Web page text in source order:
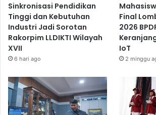
Sinkronisasi Pendidikan
Tinggi dan Kebutuhan
Industri Jadi Sorotan
Rakorpim LLDIKTI Wilayah
XVII
6 hari ago
Final
2026
IoT
2 minggu